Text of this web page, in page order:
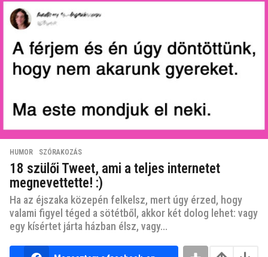
HUMOR ,SZÓRAKOZÁS
18 szülői Tweet, ami a teljes internetet
megnevettette! :)
Ha az éjszaka közepén felkelsz, mert úgy érzed, hogy
valami figyel téged a sötétből, akkor két dolog lehet: vagy
egy kísértet járta házban élsz, vagy...